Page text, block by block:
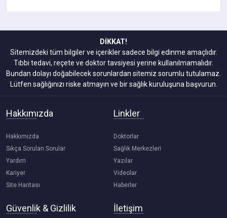
DİKKAT!
Sitemizdeki tüm bilgiler ve içerikler sadece bilgi edinme amaçlıdır.
Tıbbi tedavi, reçete ve doktor tavsiyesi yerine kullanılmamalıdır.
Bundan dolayı doğabilecek sorunlardan sitemiz sorumlu tutulamaz.
Lütfen sağlığınızı riske atmayın ve bir sağlık kuruluşuna başvurun.
Hakkımızda
Hakkımızda
Sıkça Sorulan Sorular
Yardım
Kariyer
Site Haritası
Linkler
Doktorlar
Sağlık Merkezleri
Yazılar
Videolar
Haberler
Güvenlik & Gizlilik İletişim